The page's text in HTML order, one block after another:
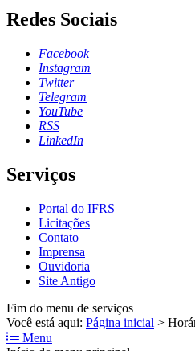
Redes Sociais
Facebook
Instagram
Twitter
Telegram
YouTube
RSS
LinkedIn
Serviços
Portal do IFRS
Licitações
Contato
Imprensa
Ouvidoria
Site Antigo
Fim do menu de serviços
Você está aqui: Página inicial >
Menu